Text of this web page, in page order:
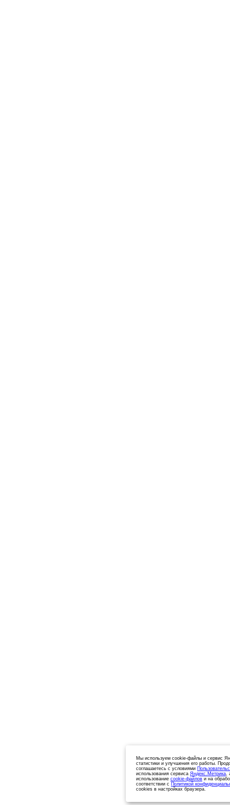
Мы используем cookie-файлы и сервис
статистики и улучшения его работы.
соглашаетесь с условиями
использования сервиса Яндекс.Метрика,
использование cookie-файлов и на
соответствии с Политикой
cookies в настройках браузера.